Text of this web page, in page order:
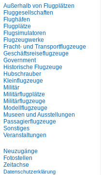
Außerhalb von Flugplätzen
Fluggesellschaften
Flughäfen
Flugplätze
Flugsimulatoren
Flugzeugwerke
Fracht- und Transportflugzeuge
Geschäftsreiseflugzeuge
Government
Historische Flugzeuge
Hubschrauber
Kleinflugzeuge
Militär
Militärflugplätze
Militärflugzeuge
Modellflugzeuge
Museen und Ausstellungen
Passagierflugzeuge
Sonstiges
Veranstaltungen
Neuzugänge
Fotostellen
Zeitachse
Datenschutzerklärung